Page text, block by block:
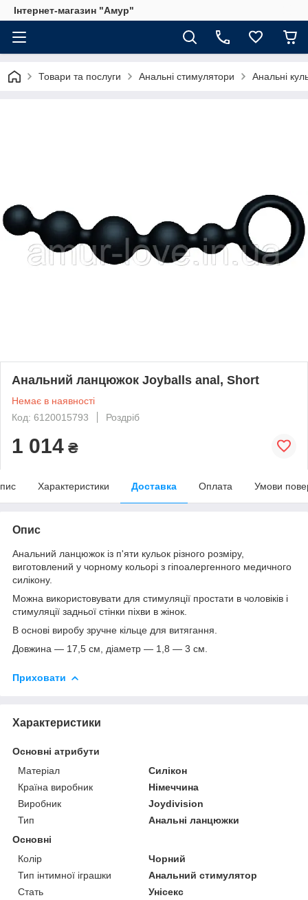
Інтернет-магазин "Амур"
Товари та послуги Анальні стимулятори Анальні
Анальний ланцюжок Joyballs anal, Short
Немає в наявності
Код: 6120015793
Роздріб
1 014 ₴
Характеристики Доставка Оплата Умови
Опис
Анальний ланцюжок із п'яти кульок різного розміру,
виготовлений у чорному кольорі з гіпоалергенного медичного
силікону.
Можна використовувати для стимуляції простати в чоловіків і
стимуляції задньої стінки піхви в жінок.
В основі виробу зручне кільце для витягання.
Довжина — 17,5 см, діаметр — 1,8 — 3 см.
Приховати
Характеристики
Основні атрибути
Матеріал
Силікон
Країна виробник
Німеччина
Виробник
Joydivision
Тип
Анальні ланцюжки
Основні
Колір
Чорний
Тип інтимної іграшки
Анальний стимулятор
Стать
Унісекс